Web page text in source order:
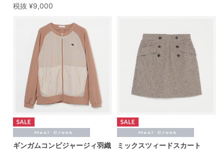
税抜 ¥9,000
ギンガムコンビジャージィ羽織
ミックスツィードスカート